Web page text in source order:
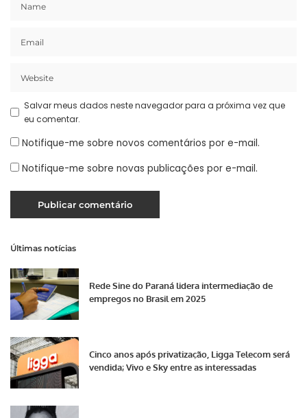
Salvar meus dados neste navegador para a próxima vez que
eu comentar.
Notifique-me sobre novos comentários por e-mail.
Notifique-me sobre novas publicações por e-mail.
Últimas notícias
Rede Sine do Paraná lidera intermediação de
empregos no Brasil em 2025
Cinco anos após privatização, Ligga Telecom será
vendida; Vivo e Sky entre as interessadas